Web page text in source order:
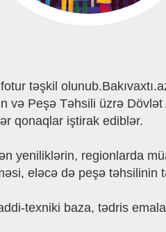
təşkil
Peşə Təhsili üzrə Dövlət
qonaqlar iştirak ediblər.
yeniliklərin, regionlarda
eləcə də peşə təhsilinin
texniki baza, tədris